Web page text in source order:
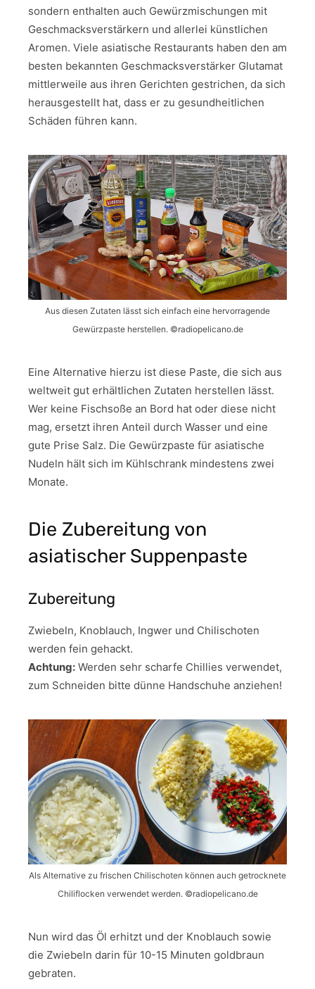
sondern enthalten auch Gewürzmischungen mit
Geschmacksverstärkern und allerlei künstlichen
Aromen. Viele asiatische Restaurants haben den am
besten bekannten Geschmacksverstärker Glutamat
mittlerweile aus ihren Gerichten gestrichen, da sich
herausgestellt hat, dass er zu gesundheitlichen
Schäden führen kann.
Aus diesen Zutaten lässt sich einfach eine hervorragende
Gewürzpaste herstellen. ©️radiopelicano.de
Eine Alternative hierzu ist diese Paste, die sich aus
weltweit gut erhältlichen Zutaten herstellen lässt.
Wer keine Fischsoße an Bord hat oder diese nicht
mag, ersetzt ihren Anteil durch Wasser und eine
gute Prise Salz. Die Gewürzpaste für asiatische
Nudeln hält sich im Kühlschrank mindestens zwei
Monate.
Die Zubereitung von
asiatischer Suppenpaste
Zubereitung
Zwiebeln, Knoblauch, Ingwer und Chilischoten
werden fein gehackt.
Achtung: Werden sehr scharfe Chillies verwendet,
zum Schneiden bitte dünne Handschuhe anziehen!
Als Alternative zu frischen Chilischoten können auch getrocknete
Chiliflocken verwendet werden. ©️radiopelicano.de
Nun wird das Öl erhitzt und der Knoblauch sowie
die Zwiebeln darin für 10-15 Minuten goldbraun
gebraten.